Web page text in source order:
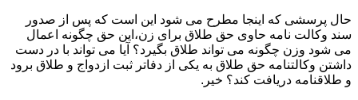
حال پرسشی که اینجا مطرح می شود این است که پس از صدور
سند وکالت نامه حاوی حق طلاق برای زن،این حق چگونه اعمال
می شود وزن چگونه می تواند طلاق بگیرد؟ آیا می تواند با در دست
داشتن وکالتنامه حق طلاق به یکی از دفاتر ثبت ازدواج و طلاق برود
و طلاقنامه دریافت کند؟ خیر.